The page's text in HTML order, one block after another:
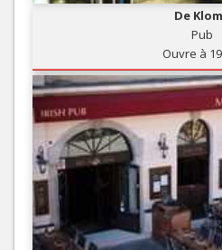
De
Pub
Ouvre à